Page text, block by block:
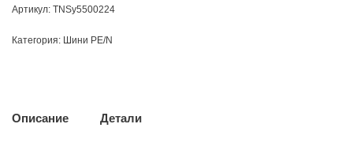
Артикул: TNSy5500224
Категория: Шини PE/N
Описание Детали